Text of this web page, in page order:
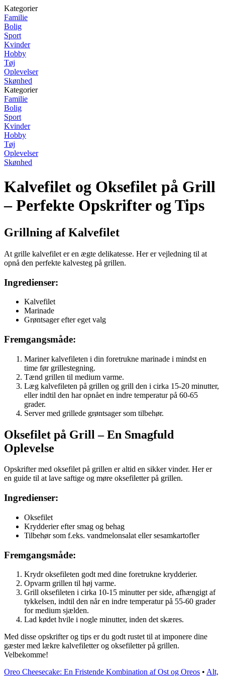
Kategorier
Familie
Bolig
Sport
Kvinder
Hobby
Tøj
Oplevelser
Skønhed
Kategorier
Familie
Bolig
Sport
Kvinder
Hobby
Tøj
Oplevelser
Skønhed
Kalvefilet og Oksefilet på Grill
– Perfekte Opskrifter og Tips
Grillning af Kalvefilet
At grille kalvefilet er en ægte delikatesse. Her er vejledning til at
opnå den perfekte kalvesteg på grillen.
Ingredienser:
Kalvefilet
Marinade
Grøntsager efter eget valg
Fremgangsmåde:
Mariner kalvefileten i din foretrukne marinade i mindst en
time før grillestegning.
Tænd grillen til medium varme.
Læg kalvefileten på grillen og grill den i cirka 15-20 minutter,
eller indtil den har opnået en indre temperatur på 60-65
grader.
Server med grillede grøntsager som tilbehør.
Oksefilet på Grill – En Smagfuld
Oplevelse
Opskrifter med oksefilet på grillen er altid en sikker vinder. Her er
en guide til at lave saftige og møre oksefiletter på grillen.
Ingredienser:
Oksefilet
Krydderier efter smag og behag
Tilbehør som f.eks. vandmelonsalat eller sesamkartofler
Fremgangsmåde:
Krydr oksefileten godt med dine foretrukne krydderier.
Opvarm grillen til høj varme.
Grill oksefileten i cirka 10-15 minutter per side, afhængigt af
tykkelsen, indtil den når en indre temperatur på 55-60 grader
for medium sjælden.
Lad kødet hvile i nogle minutter, inden det skæres.
Med disse opskrifter og tips er du godt rustet til at imponere dine
gæster med lækre kalvefiletter og oksefiletter på grillen.
Velbekomme!
Oreo Cheesecake: En Fristende Kombination af Ost og Oreos • Alt,